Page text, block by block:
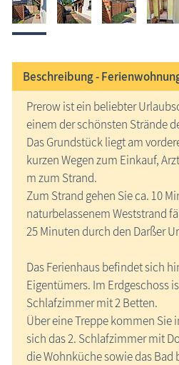
Beschreibung -
Prerow ist ein beliebter
einem der schönsten Strände
Das Grundstück liegt am
kurzen Wegen zum Einkauf,
m zum Strand.
Zum Strand gehen Sie ca. 10
naturbelassenem Weststrand
25 Minuten durch den Darßer
Das Ferienhaus befindet sich
Eigentümers. Im Erdgeschoss
Schlafzimmer mit 2 Betten.
Über eine Treppe kommen Sie
sich das 2. Schlafzimmer mit
die Wohnküche sowie das Bad